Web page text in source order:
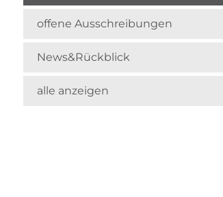
offene Ausschreibungen
News&Rückblick
alle anzeigen